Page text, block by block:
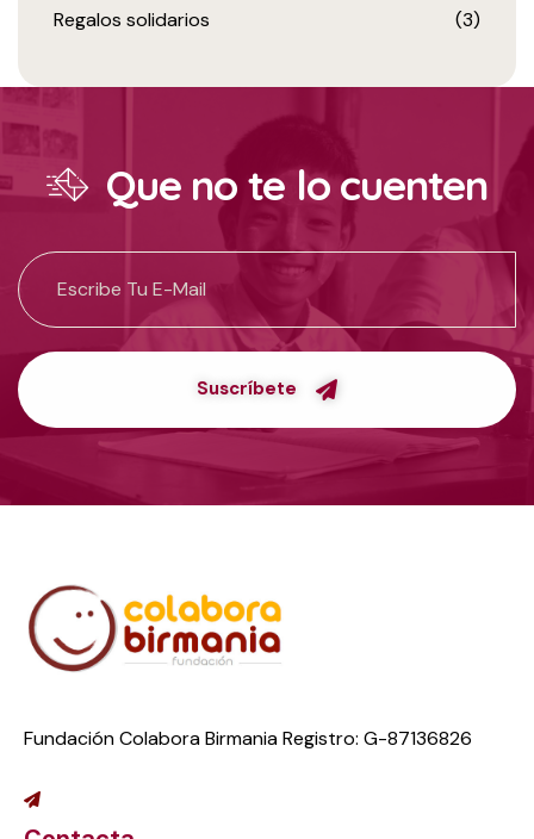
Regalos solidarios (3)
Que no te lo cuenten
Suscríbete
Fundación Colabora Birmania Registro: G-87136826